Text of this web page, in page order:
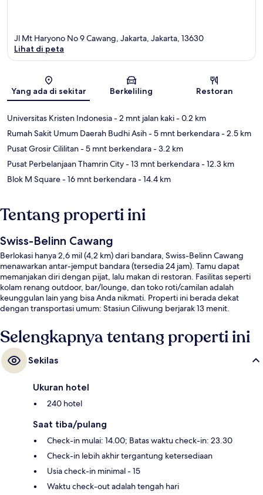
Peta
Jl Mt Haryono No 9 Cawang, Jakarta, Jakarta, 13630
Lihat di peta
Yang ada di sekitar Berkeliling Restoran
Universitas Kristen Indonesia- 2 mnt jalan kaki- 0.2 km
Rumah Sakit Umum Daerah Budhi Asih- 5 mnt berkendara- 2.5 km
Pusat Grosir Cililitan- 5 mnt berkendara- 3.2 km
Pusat Perbelanjaan Thamrin City- 13 mnt berkendara- 12.3 km
Blok M Square- 16 mnt berkendara- 14.4 km
Tentang properti ini
Swiss-Belinn Cawang
Berlokasi hanya 2,6 mil (4,2 km) dari bandara, Swiss-Belinn Cawang
menawarkan antar-jemput bandara (tersedia 24 jam). Tamu dapat
memanjakan diri dengan pijat, lalu makan di restoran. Fasilitas seperti
kolam renang outdoor, bar/lounge, dan toko roti/camilan adalah
keunggulan lain yang bisa Anda nikmati. Properti ini berada dekat
dengan transportasi umum: Stasiun Ciliwung berjarak 13 menit.
Selengkapnya tentang properti ini
Sekilas
Ukuran hotel
240 hotel
Saat tiba/pulang
Check-in mulai: 14.00; Batas waktu check-in: 23.30
Check-in lebih akhir tergantung ketersediaan
Usia check-in minimal - 15
Waktu check-out adalah tengah hari